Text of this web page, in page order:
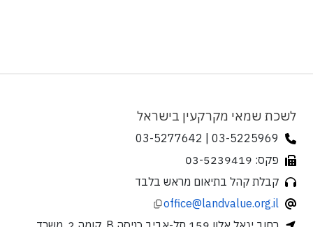
לשכת שמאי מקרקעין בישראל
03-5225969 | 03-5277642
פקס: 03-5239419
קבלת קהל בתיאום מראש בלבד
office@landvalue.org.il